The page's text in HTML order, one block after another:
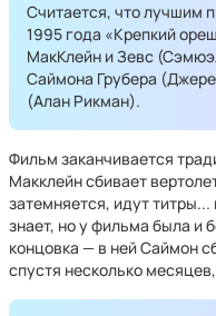
Считается, что лучшим
1995 года «Крепкий
МакКлейн и Зевс
Саймона Грубера
(Алан Рикман).
Фильм заканчивается
Макклейн сбивает
затемняется, идут
знает, но у фильма была и
концовка — в ней Саймон
спустя несколько